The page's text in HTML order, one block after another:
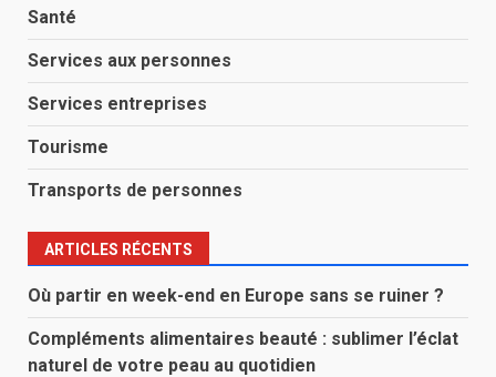
Santé
Services aux personnes
Services entreprises
Tourisme
Transports de personnes
ARTICLES RÉCENTS
Où partir en week-end en Europe sans se ruiner ?
Compléments alimentaires beauté : sublimer l’éclat
naturel de votre peau au quotidien